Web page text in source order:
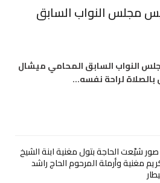
مجلس النواب السابق
النواب السابق المحامي ميشال
لراحة نفسه…
شيّعت الحاجة بتول مغنية ابنة الشيخ
مغنية وأرملة المرحوم الحاج راشد